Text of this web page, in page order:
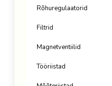
Rõhuregulaatorid
Filtrid
Magnetventiilid
Tööriistad